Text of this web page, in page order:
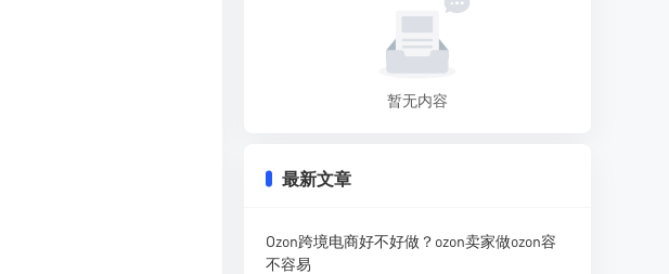
暂无内容
最新文章
Ozon跨境电商好不好做？ozon卖家做ozon容
不容易